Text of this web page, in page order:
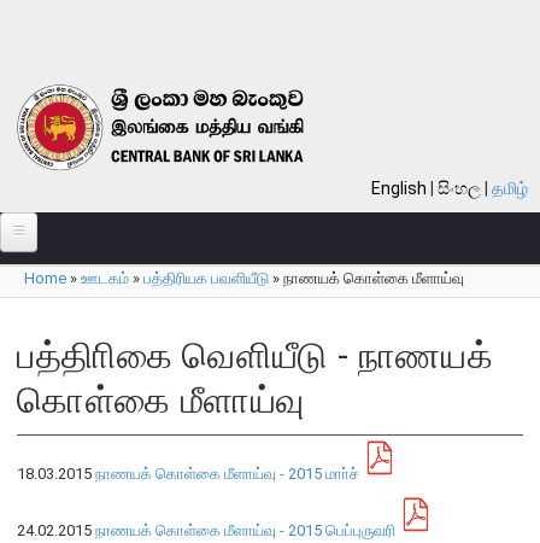
English සිංහල தமிழ்
பற்றி
வங்கி பற்றி
பொது நோக்கு
வங்கியின் வரலாறு
குறிக்கோள்கள்
தொழிற்பாடுகள்
You are here
Home » ஊடகம் » பத்திரியக பவளியீடு » நாணயக் கொள்கை மீளாய்வு
பத்திாிகை வௌியீடு - நாணயக்
கொள்கை மீளாய்வு
18.03.2015 நாணயக் கொள்கை மீளாய்வு - 2015 மாா்ச்
24.02.2015 நாணயக் கொள்கை மீளாய்வு - 2015 பெப்புருவரி